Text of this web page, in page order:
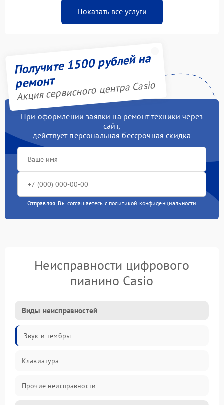
Показать все услуги
Получите 1500 рублей на
ремонт
Акция сервисного центра Casio
При оформлении заявки на ремонт техники через
сайт,
действует персональная бессрочная скидка
Отправляя, Вы соглашаетесь с политикой конфиденциальности
Неисправности цифрового
пианино Casio
Виды неисправностей
Звук и тембры
Клавиатура
Прочие неисправности